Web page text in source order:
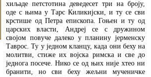
хиљаде петстотина деведесет три на броју,
оде с њима у Тарс Киликијски, и ту се сви
крстише од Петра епископа. Гоњен и ту од
царских власти, Андреј се с дружином
својом повуче далеко у планину јерменску
Таврос. Ту у једном кланцу, када они беху на
молитви, стиже их војска римска и све до
једнога посече. Нико се од њих није хтео ни
бранити, но сви беху жељни мученичке